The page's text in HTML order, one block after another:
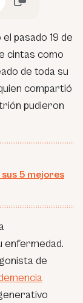
pasado 19 de
cintas como
de toda su
compartió
pudieron
sus 5 mejores
enfermedad.
de